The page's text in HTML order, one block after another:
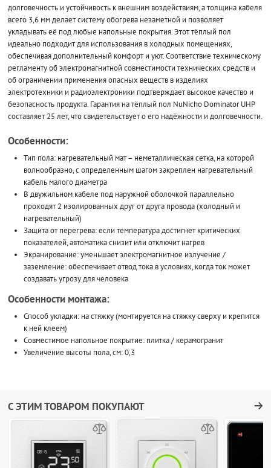
долговечность и устойчивость к внешним воздействиям, а толщина кабеля
всего 3,6 мм делает систему обогрева незаметной и позволяет
укладывать её под любые напольные покрытия. Этот тёплый пол
идеально подходит для использования в холодных помещениях,
обеспечивая дополнительный комфорт и уют. Соответствие техническому
регламенту об электромагнитной совместимости технических средств и
об ограничении применения опасных веществ в изделиях
электротехники и радиоэлектроники подтверждает высокое качество и
безопасность продукта. Гарантия на тёплый пол NuNicho Dominator UHP
составляет 25 лет, что свидетельствует о его надёжности и долговечности.
Особенности:
Тип пола: нагревательный мат – неметаллическая сетка, на которой
волнообразно, с определенным шагом закреплен нагревательный
кабель малого диаметра
В двужильном кабеле под наружной оболочкой параллельно
проходят 2 изолированных друг от друга провода (холодный и
нагревательный)
Защита от перегрева: если температура достигнет критических
показателей, автоматика снизит или отключит нагрев
Экранирование: уменьшает электромагнитное излучение /
заземление: обеспечивает отвод тока в условиях, когда ток может
создавать угрозу для человека
Особенности монтажа:
Способ укладки: на стяжку (монтируется на стяжку сверху и крепится
к ней клеем)
Совместимое напольное покрытие: плитка / керамогранит
Увеличение высоты пола, см: 0,3
С ЭТИМ ТОВАРОМ ПОКУПАЮТ